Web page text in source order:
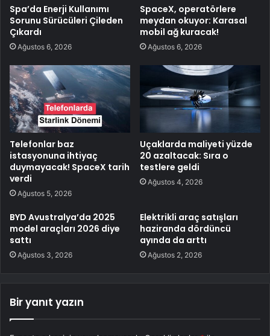
Spa’da Enerji Kullanımı
Sorunu Sürücüleri Çileden
Çıkardı
Ağustos 6, 2026
SpaceX, operatörlere
meydan okuyor: Karasal
mobil ağ kuracak!
Ağustos 6, 2026
Telefonlar baz
istasyonuna ihtiyaç
duymayacak! SpaceX tarih
verdi
Ağustos 5, 2026
Uçaklarda maliyeti yüzde
20 azaltacak: Sıra o
testlere geldi
Ağustos 4, 2026
BYD Avustralya’da 2025
model araçları 2026 diye
sattı
Ağustos 3, 2026
Elektrikli araç satışları
haziranda dördüncü
ayında da arttı
Ağustos 2, 2026
Bir yanıt yazın